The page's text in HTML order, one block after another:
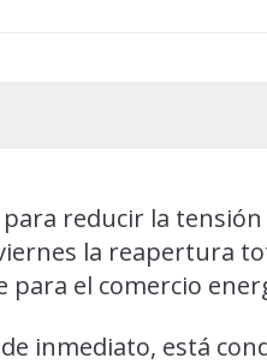
reducir la tensión
la reapertura
para el comercio
inmediato, está